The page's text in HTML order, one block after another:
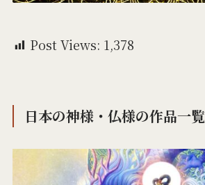
Post Views: 1,378
日本の神様・仏様の作品一覧